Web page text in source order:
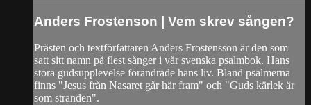
Anders Frostenson | Vem skrev sången?
Prästen och textförfattaren Anders Frostensson är den som
satt sitt namn på flest sånger i vår svenska psalmbok. Hans
stora gudsupplevelse förändrade hans liv. Bland psalmerna
finns "Jesus från Nasaret går här fram" och "Guds kärlek är
som stranden".